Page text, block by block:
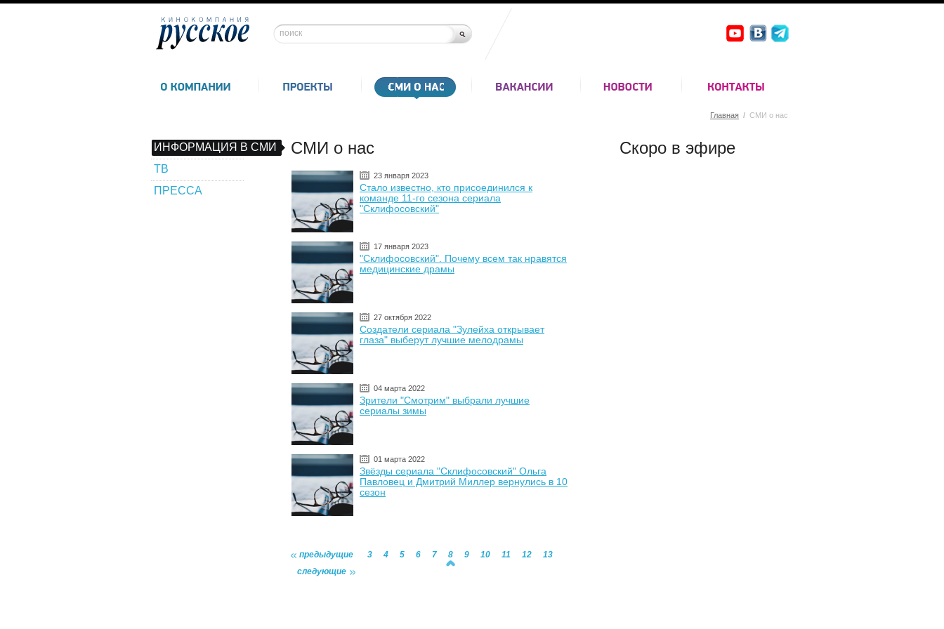
Главная / СМИ о нас
ИНФОРМАЦИЯ В СМИ
ТВ
ПРЕССА
СМИ о нас
23 января 2023
Стало известно, кто присоединился к
команде 11-го сезона сериала
"Склифосовский"
17 января 2023
"Склифосовский". Почему всем так нравятся
медицинские драмы
27 октября 2022
Создатели сериала "Зулейха открывает
глаза" выберут лучшие мелодрамы
04 марта 2022
Зрители "Смотрим" выбрали лучшие
сериалы зимы
01 марта 2022
Звёзды сериала "Склифосовский" Ольга
Павловец и Дмитрий Миллер вернулись в 10
сезон
предыдущие 3 4 5 6 7 8 9 10 11 12
13
следующие
Скоро в эфире